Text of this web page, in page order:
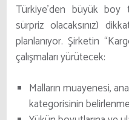
Türkiye’den büyük boy
sürpriz olacaksınız)
planlanıyor. Şirketin
çalışmaları yürütecek:
Malların muayenesi,
kategorisinin